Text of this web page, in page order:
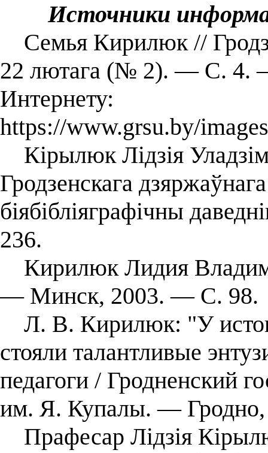
Источники
Семья Кирилюк //
22 лютага (№ 2). — С. 4.
Интернету:
https://www.grsu.by/
Кірылюк Лідзія
Гродзенскага
біябібліяграфічны
236.
Кирилюк Лидия
— Минск, 2003. — С. 98.
Л. В. Кирилюк: "У
стояли талантливые
педагоги / Гродненский
им. Я. Купалы. —
Прафесар Лідзія